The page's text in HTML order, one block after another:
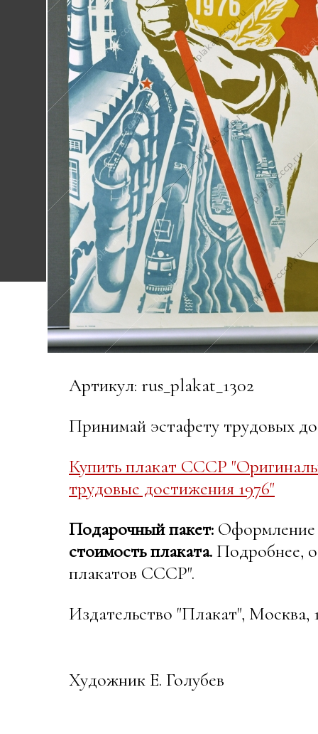
Артикул: rus_plakat_1302
Принимай эстафету трудовых
Купить плакат СССР
трудовые достижения 1976"
Подарочный пакет: Оформление
стоимость плаката. Подробнее,
плакатов СССР".
Издательство "Плакат", Москва,
Художник Е. Голубев